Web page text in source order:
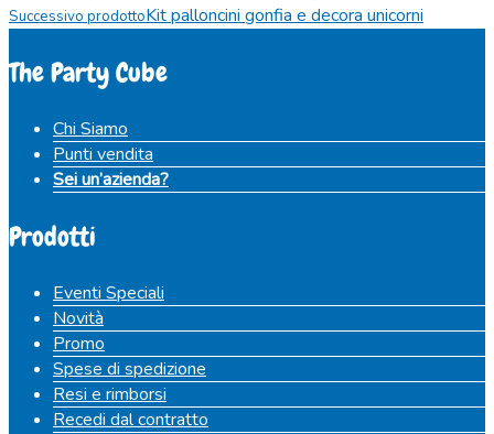
Successivo prodottoKit palloncini gonfia e decora unicorni
The Party Cube
Chi Siamo
Punti vendita
Sei un’azienda?
Prodotti
Eventi Speciali
Novità
Promo
Spese di spedizione
Resi e rimborsi
Recedi dal contratto